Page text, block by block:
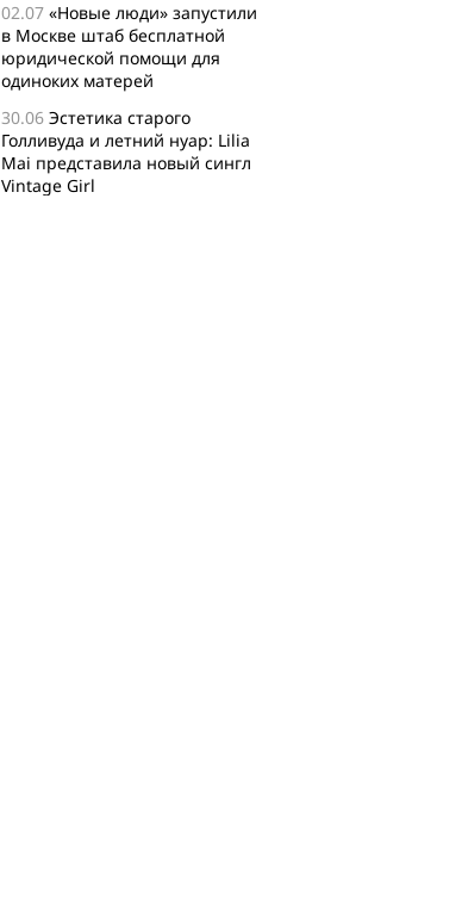
02.07 «Новые люди» запустили
в Москве штаб бесплатной
юридической помощи для
одиноких матерей
30.06 Эстетика старого
Голливуда и летний нуар: Lilia
Mai представила новый сингл
Vintage Girl